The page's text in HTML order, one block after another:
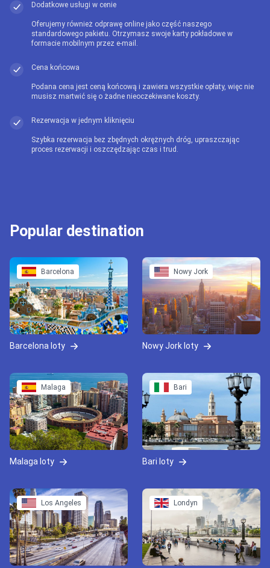
Dodatkowe usługi w cenie
Oferujemy również odprawę online jako część naszego
standardowego pakietu. Otrzymasz swoje karty pokładowe w
formacie mobilnym przez e-mail.
Cena końcowa
Podana cena jest ceną końcową i zawiera wszystkie opłaty, więc nie
musisz martwić się o żadne nieoczekiwane koszty.
Rezerwacja w jednym kliknięciu
Szybka rezerwacja bez zbędnych okrężnych dróg, upraszczając
proces rezerwacji i oszczędzając czas i trud.
Popular destination
Barcelona
Barcelona loty
Nowy Jork
Nowy Jork loty
Malaga
Malaga loty
Bari
Bari loty
Los Angeles Londyn